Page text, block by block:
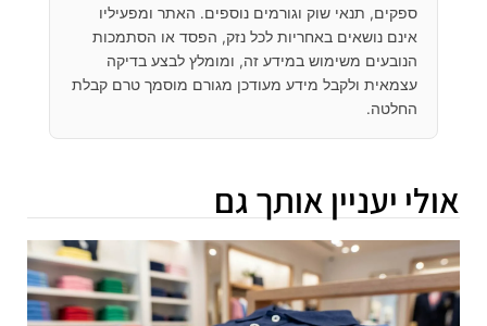
ספקים, תנאי שוק וגורמים נוספים. האתר ומפעיליו
אינם נושאים באחריות לכל נזק, הפסד או הסתמכות
הנובעים משימוש במידע זה, ומומלץ לבצע בדיקה
עצמאית ולקבל מידע מעודכן מגורם מוסמך טרם קבלת
החלטה.
אולי יעניין אותך גם